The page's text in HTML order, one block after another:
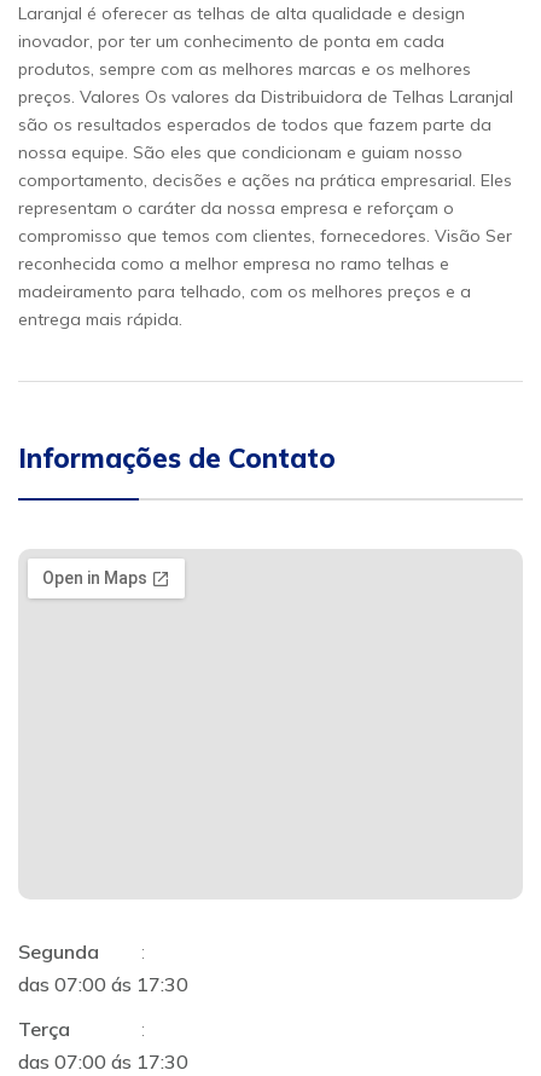
Laranjal é oferecer as telhas de alta qualidade e design
inovador, por ter um conhecimento de ponta em cada
produtos, sempre com as melhores marcas e os melhores
preços. Valores Os valores da Distribuidora de Telhas Laranjal
são os resultados esperados de todos que fazem parte da
nossa equipe. São eles que condicionam e guiam nosso
comportamento, decisões e ações na prática empresarial. Eles
representam o caráter da nossa empresa e reforçam o
compromisso que temos com clientes, fornecedores. Visão Ser
reconhecida como a melhor empresa no ramo telhas e
madeiramento para telhado, com os melhores preços e a
entrega mais rápida.
Informações de Contato
Segunda
:
das 07:00 ás 17:30
Terça
:
das 07:00 ás 17:30